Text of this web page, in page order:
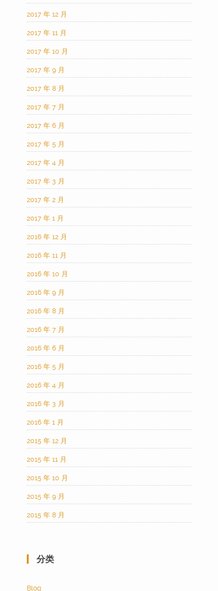
2017 年 12 月
2017 年 11 月
2017 年 10 月
2017 年 9 月
2017 年 8 月
2017 年 7 月
2017 年 6 月
2017 年 5 月
2017 年 4 月
2017 年 3 月
2017 年 2 月
2017 年 1 月
2016 年 12 月
2016 年 11 月
2016 年 10 月
2016 年 9 月
2016 年 8 月
2016 年 7 月
2016 年 6 月
2016 年 5 月
2016 年 4 月
2016 年 3 月
2016 年 1 月
2015 年 12 月
2015 年 11 月
2015 年 10 月
2015 年 9 月
2015 年 8 月
分类
Blog